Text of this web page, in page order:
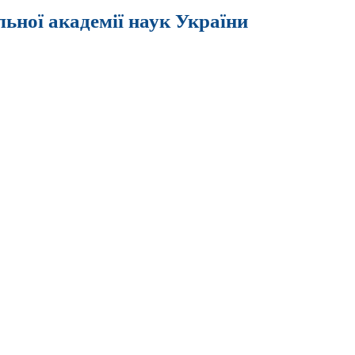
академії наук України